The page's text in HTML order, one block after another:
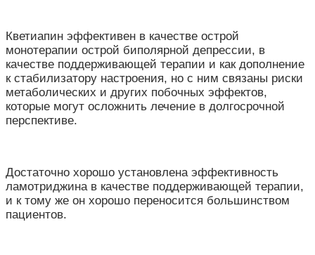
Кветиапин эффективен в качестве острой
монотерапии острой биполярной депрессии, в
качестве поддерживающей терапии и как дополнение
к стабилизатору настроения, но с ним связаны риски
метаболических и других побочных эффектов,
которые могут осложнить лечение в долгосрочной
перспективе.
Достаточно хорошо установлена эффективность
ламотриджина в качестве поддерживающей терапии,
и к тому же он хорошо переносится большинством
пациентов.